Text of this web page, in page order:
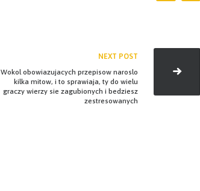
NEXT POST
Wokol obowiazujacych przepisow naroslo
kilka mitow, i to sprawiaja, ty do wielu
graczy wierzy sie zagubionych i bedziesz
zestresowanych